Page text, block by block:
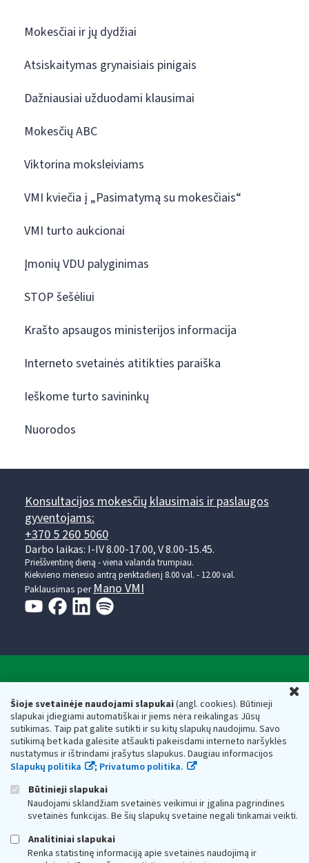
Šioje svetainėje naudojami slapukai(angl. cookies). Būtinieji
slapukai įdiegiami automatiškai ir jiems nėra reikalingas Jūsų
sutikimas. Taip pat galite sutikti ir su kitų slapukų naudojimu. Savo
sutikimą bet kada galėsite atšaukti pakeisdami interneto naršyklės
nustatymus ir ištrindami įrašytus slapukus. Daugiau informacijos
Slapukų politika
; Privatumo politika.
Būtinieji slapukai
Naudojami sklandžiam svetainės veikimui ir įgalina pagrindines
svetainės funkcijas. Be šių slapukų svetainė negali tinkamai veikti.
Analitiniai slapukai
Renka statistinę informaciją apie svetainės naudojimą ir
Mokesčiai ir jų dydžiai
Atsiskaitymas grynaisiais pinigais
Dažniausiai užduodami klausimai
Mokesčių ABC
Viktorina moksleiviams
VMI kviečia į „Pasimatymą su mokesčiais“
VMI turto aukcionai
Įmonių VDU palyginimas
STOP šešėliui
Krašto apsaugos ministerijos informacija
Interneto svetainės atitikties paraiška
Ieškome turto savininkų
Nuorodos
Konsultacijos mokesčių klausimais ir paslaugos
gyventojams:
+370 5 260 5060
Darbo laikas: I-IV 8.00-17.00, V 8.00-15.45.
Prieššventinę dieną - viena valanda trumpiau.
Kiekvieno mėnesio antrą penktadienį 8.00 val. - 12.00 val.
Paklausimas perMano VMI
Valstybinė mokesčių inspekcija prie Lietuvos
Respublikos finansų ministerijos
Biudžetinė įstaiga. Juridinio asmens kodas — 188659752,
adresas: Vasario 16-osios g. 14, 01107 Vilnius, Lietuva, el.paštas:
vmi@vmi.lt , E. pristatymo dėžutės adresas 188659752
Duomenys apie Valstybinę mokesčių inspekciją prie Lietuvos
Respublikos finansų ministerijos kaupiami ir saugomi Juridinių